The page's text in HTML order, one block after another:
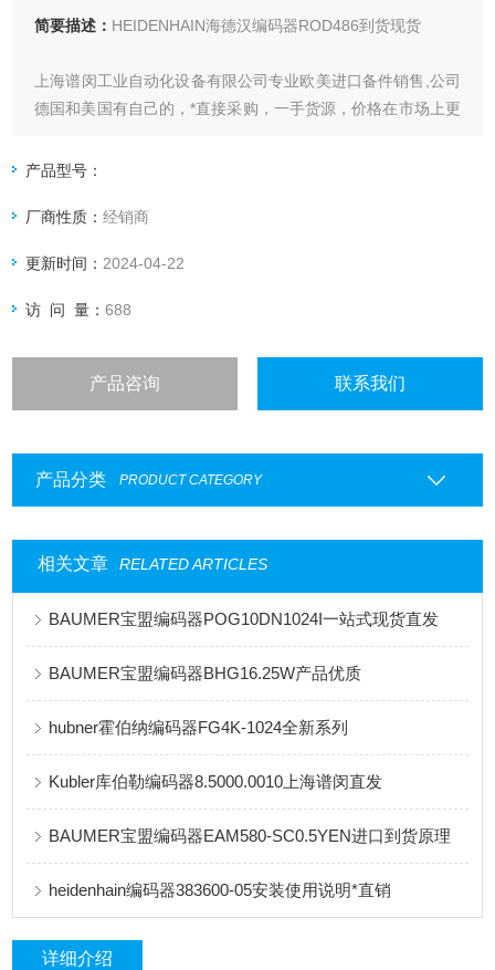
简要描述： HEIDENHAIN海德汉编码器ROD486到货现货
上海谱闵工业自动化设备有限公司专业欧美进口备件销售,公司
德国和美国有自己的，*直接采购，一手货源，价格在市场上更
货给我们提供固定折扣，确保我们给客户惠的价格。
渠道广: 除了现货，我们跟欧洲许多有直接的业务关系，使我
们可以采购到由于保护而不能报价的品
产品型号：
厂商性质：经销商
更新时间： 2024-04-22
访 问 量：688
产品咨询 联系我们
产品分类 PRODUCT CATEGORY
相关文章 RELATED ARTICLES
BAUMER宝盟编码器POG10DN1024I一站式现货直发
BAUMER宝盟编码器BHG16.25W产品优质
hubner霍伯纳编码器FG4K-1024全新系列
Kubler库伯勒编码器8.5000.0010上海谱闵直发
BAUMER宝盟编码器EAM580-SC0.5YEN进口到货原理
heidenhain编码器383600-05安装使用说明*直销
详细介绍